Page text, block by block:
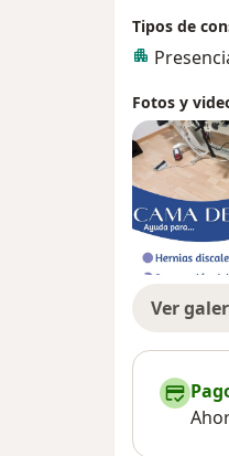
Tipos de
Fotos y
Ver